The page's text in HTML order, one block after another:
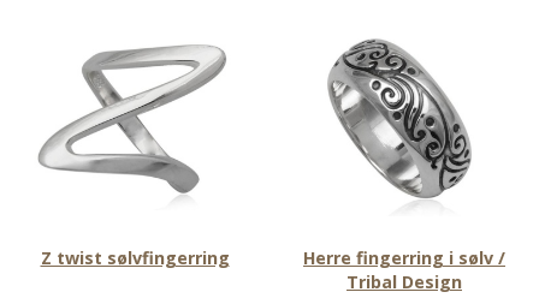
Z twist sølvfingerring
Herre fingerring i sølv /
Tribal Design